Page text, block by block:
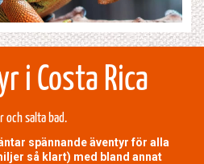
i Costa Rica
och salta bad.
spännande äventyr för alla
så klart) med bland annat